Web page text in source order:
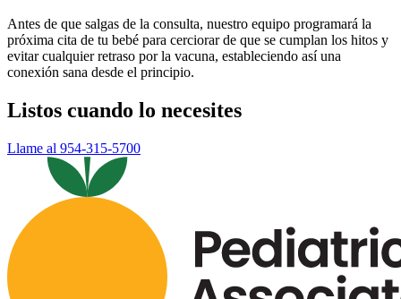
Antes de que salgas de la consulta, nuestro equipo programará la
próxima cita de tu bebé para cerciorar de que se cumplan los hitos y
evitar cualquier retraso por la vacuna, estableciendo así una
conexión sana desde el principio.
Listos cuando lo necesites
Llame al 954-315-5700